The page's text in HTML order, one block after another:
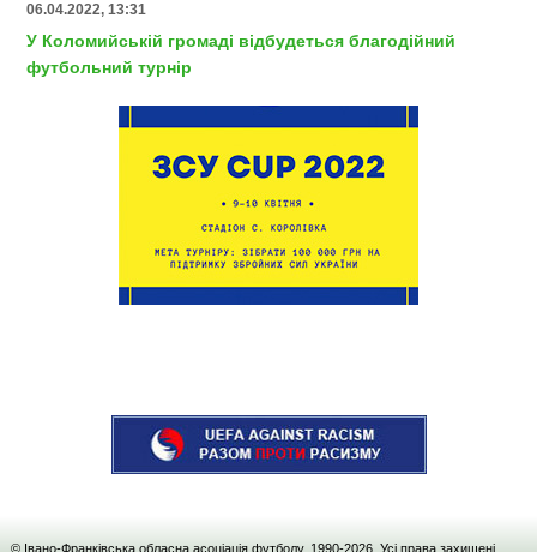
06.04.2022, 13:31
У Коломийській громаді відбудеться благодійний
футбольний турнір
© Івано-Франківська обласна асоціація футболу, 1990-2026. Усі права захищені